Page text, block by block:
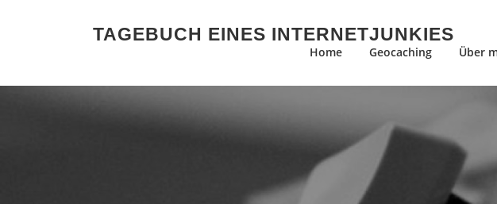
TAGEBUCH EINES INTERNETJUNKIES
Home Geocaching Über